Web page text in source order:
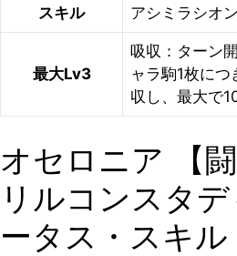
スキル アシミラシオン
最大Lv3
吸収：ターン
ャラ駒1枚に
収し、最大で
オセロニア 【
リルコンスタ
ータス・スキル